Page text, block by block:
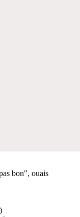
bon", ouais